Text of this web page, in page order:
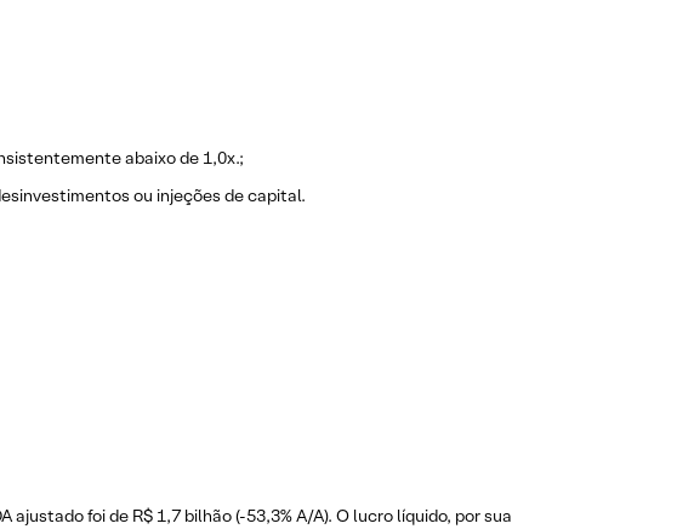
abaixo de 1,0x.;
ou injeções de capital.
ajustado foi de R$ 1,7 bilhão (-53,3% A/A). O lucro líquido, por sua